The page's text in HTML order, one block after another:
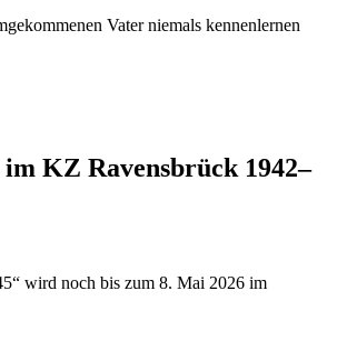
Vater niemals kennenlernen
KZ Ravensbrück 1942–
wird noch bis zum 8. Mai 2026 im